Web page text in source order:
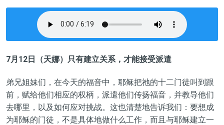
7月12日（天娜）只有建立关系，才能接受派遣
弟兄姐妹们，在今天的福音中，耶稣把祂的十二门徒叫到跟
前，赋给他们相应的权柄，派遣他们传扬福音，并教导他们
去哪里，以及如何应对挑战。这也清楚地告诉我们：要想成
为耶稣的门徒，不是具体地做什么工作，而且与耶稣建立一